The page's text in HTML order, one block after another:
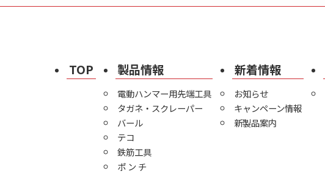
TOP 製品情報
電動ハンマー用先端工具
タガネ・スクレーパー
バール
テコ
鉄筋工具
ポ ン チ
新着情報
お知らせ
キャンペーン情報
新製品案内